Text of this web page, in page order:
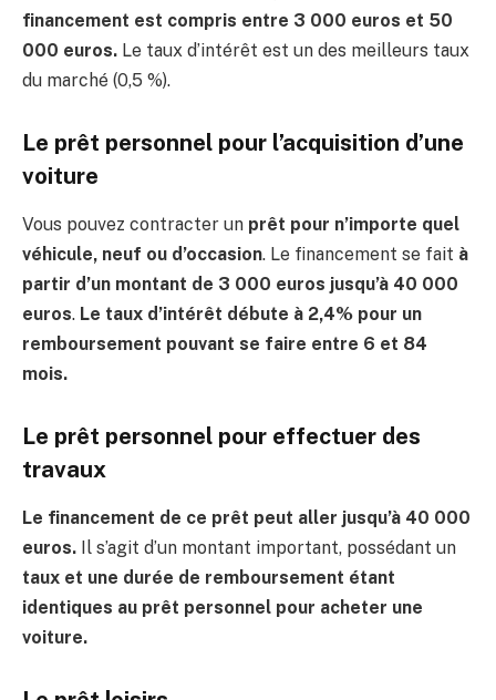
financement est compris entre 3 000 euros et 50
000 euros. Le taux d’intérêt est un des meilleurs taux
du marché (0,5 %).
Le prêt personnel pour l’acquisition d’une
voiture
Vous pouvez contracter un prêt pour n’importe quel
véhicule, neuf ou d’occasion. Le financement se fait à
partir d’un montant de 3 000 euros jusqu’à 40 000
euros. Le taux d’intérêt débute à 2,4% pour un
remboursement pouvant se faire entre 6 et 84
mois.
Le prêt personnel pour effectuer des
travaux
Le financement de ce prêt peut aller jusqu’à 40 000
euros. Il s’agit d’un montant important, possédant un
taux et une durée de remboursement étant
identiques au prêt personnel pour acheter une
voiture.